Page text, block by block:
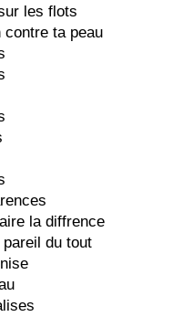
les flots
ta peau
la diffrence
du tout